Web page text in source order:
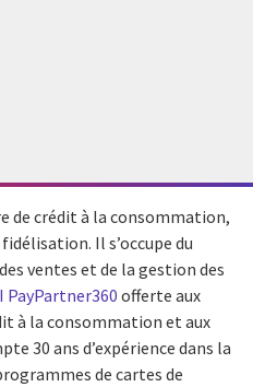
de crédit à la consommation,
Il s’occupe du
ventes et de la gestion des
PayPartner360 offerte aux
à la consommation et aux
30 ans d’expérience dans la
de cartes de